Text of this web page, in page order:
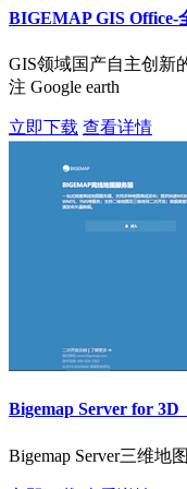
BIGEMAP GIS Office-
GIS领域国产自主创新
注 Google earth
立即下载 查看详情
Bigemap Server for 3D
Bigemap Server三维